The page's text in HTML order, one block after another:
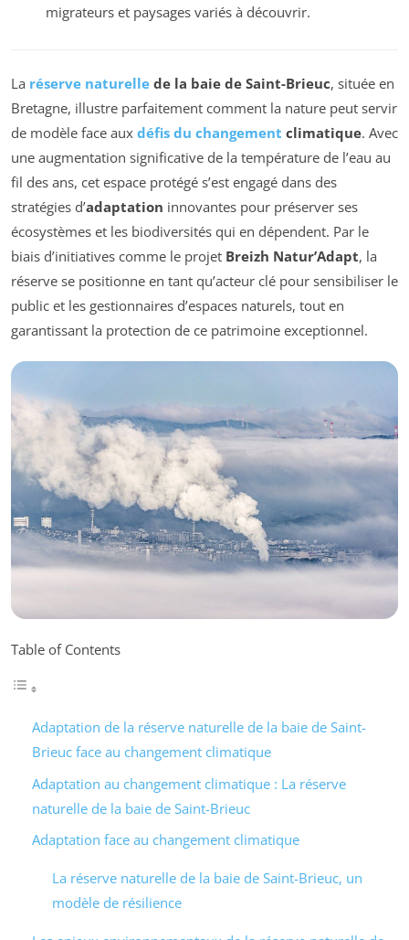
migrateurs et paysages variés à découvrir.
La réserve naturelle de la baie de Saint-Brieuc, située en
Bretagne, illustre parfaitement comment la nature peut servir
de modèle face aux défis du changement climatique. Avec
une augmentation significative de la température de l’eau au
fil des ans, cet espace protégé s’est engagé dans des
stratégies d’adaptation innovantes pour préserver ses
écosystèmes et les biodiversités qui en dépendent. Par le
biais d’initiatives comme le projet Breizh Natur’Adapt, la
réserve se positionne en tant qu’acteur clé pour sensibiliser le
public et les gestionnaires d’espaces naturels, tout en
garantissant la protection de ce patrimoine exceptionnel.
Table of Contents
Adaptation de la réserve naturelle de la baie de Saint-
Brieuc face au changement climatique
Adaptation au changement climatique : La réserve
naturelle de la baie de Saint-Brieuc
Adaptation face au changement climatique
La réserve naturelle de la baie de Saint-Brieuc, un
modèle de résilience